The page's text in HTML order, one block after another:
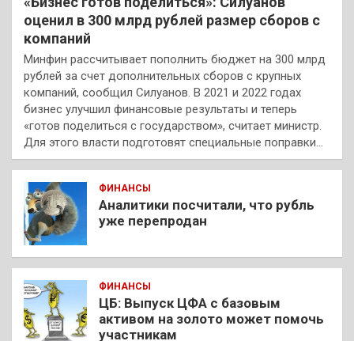
оценил в 300 млрд рублей размер сборов с
компаний
Минфин рассчитывает пополнить бюджет на 300 млрд
рублей за счет дополнительных сборов с крупных
компаний, сообщил Силуанов. В 2021 и 2022 годах
бизнес улучшил финансовые результаты и теперь
«готов поделиться с государством», считает министр.
Для этого власти подготовят специальные поправки…
ФИНАНСЫ
Аналитики посчитали, что рубль
уже перепродан
ФИНАНСЫ
ЦБ: Выпуск ЦФА с базовым
активом на золото может помочь
участникам